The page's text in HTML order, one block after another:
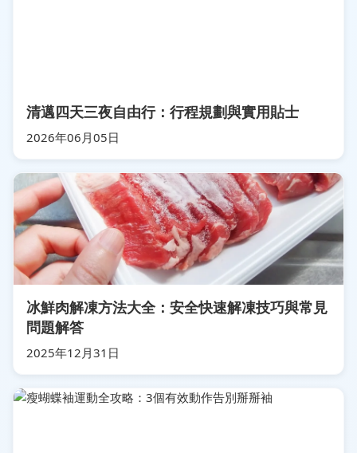
清邁四天三夜自由行：行程規劃與實用貼士
2026年06月05日
冰鮮肉解凍方法大全：安全快速解凍技巧與常見
問題解答
2025年12月31日